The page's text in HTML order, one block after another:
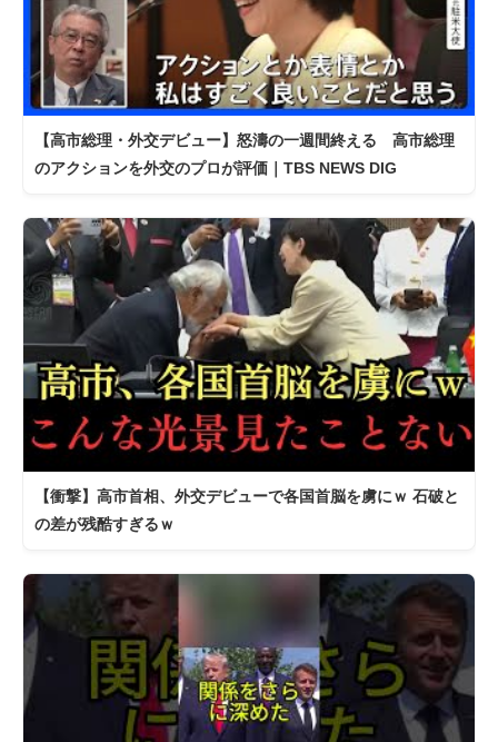
【高市総理・外交デビュー】怒濤の一週間終える 高市総理
のアクションを外交のプロが評価｜TBS NEWS DIG
【衝撃】高市首相、外交デビューで各国首脳を虜にｗ 石破と
の差が残酷すぎるｗ